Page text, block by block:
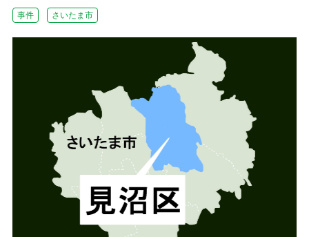
事件 さいたま市